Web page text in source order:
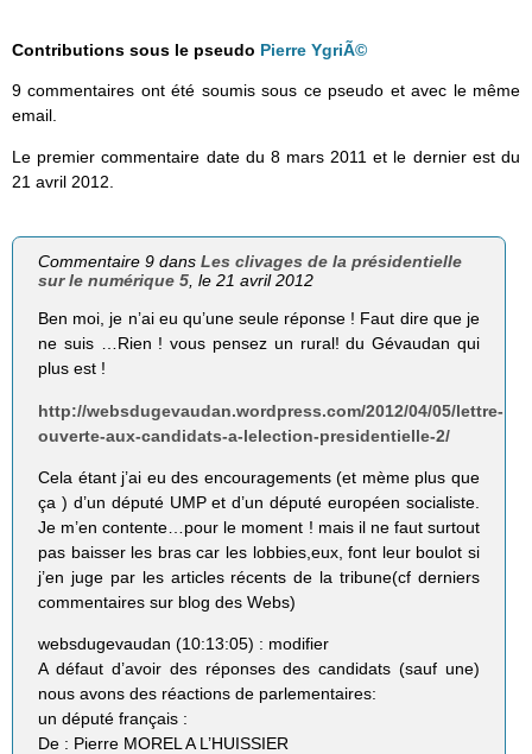
Contributions sous le pseudo Pierre YgriÃ©
9 commentaires ont été soumis sous ce pseudo et avec le même
email.
Le premier commentaire date du 8 mars 2011 et le dernier est du
21 avril 2012.
Commentaire 9 dansLes clivages de la présidentielle
sur le numérique 5, le 21 avril 2012
Ben moi, je n’ai eu qu’une seule réponse ! Faut dire que je
ne suis …Rien ! vous pensez un rural! du Gévaudan qui
plus est !
http://websdugevaudan.wordpress.com/2012/04/05/lettre-
ouverte-aux-candidats-a-lelection-presidentielle-2/
Cela étant j’ai eu des encouragements (et mème plus que
ça ) d’un député UMP et d’un député européen socialiste.
Je m’en contente…pour le moment ! mais il ne faut surtout
pas baisser les bras car les lobbies,eux, font leur boulot si
j’en juge par les articles récents de la tribune(cf derniers
commentaires sur blog des Webs)
websdugevaudan (10:13:05) : modifier
A défaut d’avoir des réponses des candidats (sauf une)
nous avons des réactions de parlementaires:
un député français :
De : Pierre MOREL A L’HUISSIER